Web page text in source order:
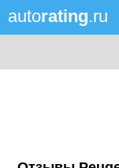
autorating.ru